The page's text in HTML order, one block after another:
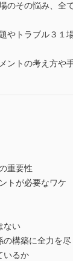
のその悩み、全
やトラブル３１
ントの考え方や
重要性
トが必要なワケ
ない
構築に全力を尽
いるか